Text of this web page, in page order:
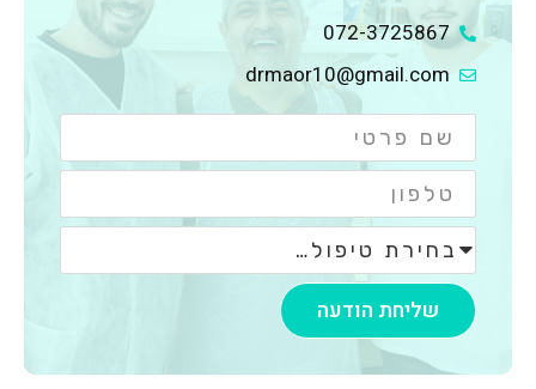
072-3725867
drmaor10@gmail.com
שליחת הודעה